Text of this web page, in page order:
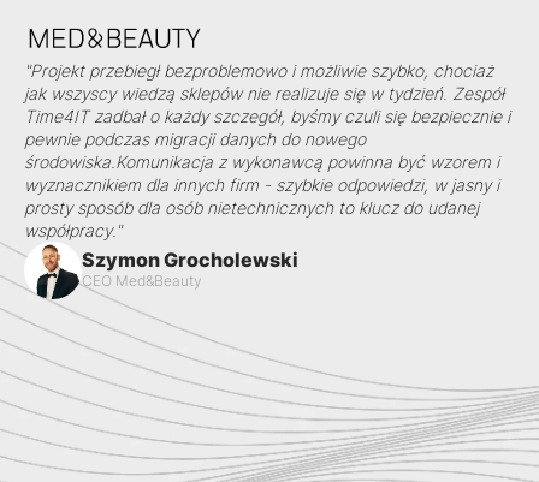
"Projekt przebiegł bezproblemowo i możliwie szybko, chociaż
jak wszyscy wiedzą sklepów nie realizuje się w tydzień. Zespół
Time4IT zadbał o każdy szczegół, byśmy czuli się bezpiecznie i
pewnie podczas migracji danych do nowego
środowiska.Komunikacja z wykonawcą powinna być wzorem i
wyznacznikiem dla innych firm - szybkie odpowiedzi, w jasny i
prosty sposób dla osób nietechnicznych to klucz do udanej
współpracy."
Szymon Grocholewski
CEO Med&Beauty